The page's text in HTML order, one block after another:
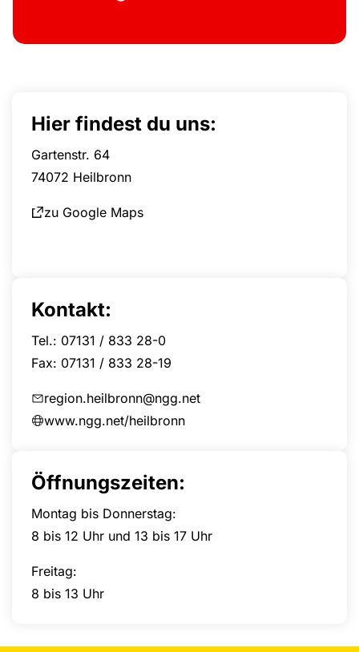
Hier findest du uns:
Gartenstr. 64
74072 Heilbronn
zu Google Maps
Kontakt:
Tel.: 07131 / 833 28-0
Fax: 07131 / 833 28-19
region.heilbronn@ngg.net
www.ngg.net/heilbronn
Öffnungszeiten:
Montag bis Donnerstag:
8 bis 12 Uhr und 13 bis 17 Uhr
Freitag:
8 bis 13 Uhr